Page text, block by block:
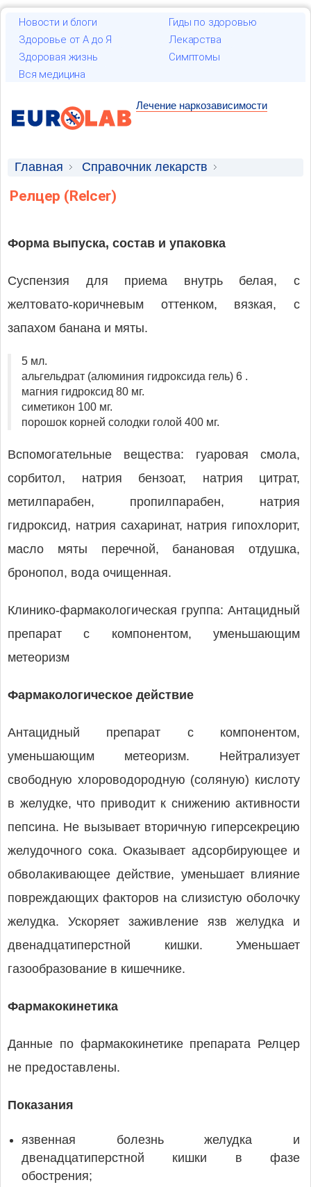
Новости и блоги
Гиды по здоровью
Здоровье от А до Я
Лекарства
Здоровая жизнь
Симптомы
Вся медицина
Лечение наркозависимости
Главная
Справочник лекарств
Лекарственные средства
Релцер (Relcer)
Форма выпуска, состав и упаковка
Суспензия для приема внутрь белая, с
желтовато-коричневым оттенком, вязкая, с
запахом банана и мяты.
5 мл.
альгельдрат (алюминия гидроксида гель) 6 .
магния гидроксид 80 мг.
симетикон 100 мг.
порошок корней солодки голой 400 мг.
Вспомогательные вещества: гуаровая смола,
сорбитол, натрия бензоат, натрия цитрат,
метилпарабен, пропилпарабен, натрия
гидроксид, натрия сахаринат, натрия гипохлорит,
масло мяты перечной, банановая отдушка,
бронопол, вода очищенная.
Клинико-фармакологическая группа: Антацидный
препарат с компонентом, уменьшающим
метеоризм
Фармакологическое действие
Антацидный препарат с компонентом,
уменьшающим метеоризм. Нейтрализует
свободную хлороводородную (соляную) кислоту
в желудке, что приводит к снижению активности
пепсина. Не вызывает вторичную гиперсекрецию
желудочного сока. Оказывает адсорбирующее и
обволакивающее действие, уменьшает влияние
повреждающих факторов на слизистую оболочку
желудка. Ускоряет заживление язв желудка и
двенадцатиперстной кишки. Уменьшает
газообразование в кишечнике.
Фармакокинетика
Данные по фармакокинетике препарата Релцер
не предоставлены.
Показания
язвенная болезнь желудка и
двенадцатиперстной кишки в фазе
обострения;